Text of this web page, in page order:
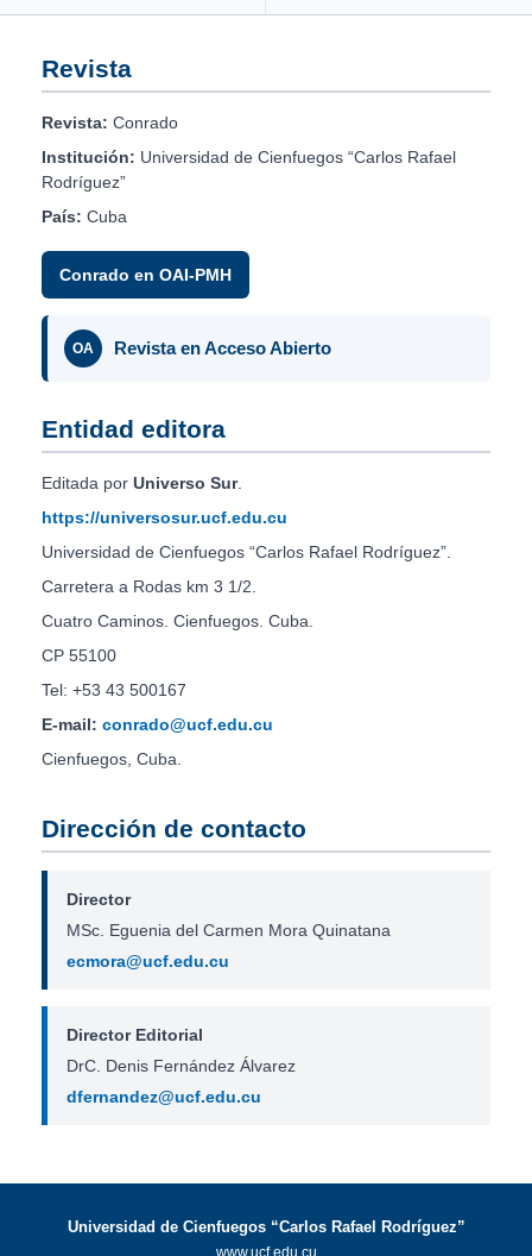
Revista
Revista: Conrado
Institución: Universidad de Cienfuegos “Carlos Rafael
Rodríguez”
País: Cuba
Conrado en OAI-PMH
OA Revista en Acceso Abierto
Entidad editora
Editada por Universo Sur.
https://universosur.ucf.edu.cu
Universidad de Cienfuegos “Carlos Rafael Rodríguez”.
Carretera a Rodas km 3 1/2.
Cuatro Caminos. Cienfuegos. Cuba.
CP 55100
Tel: +53 43 500167
E-mail: conrado@ucf.edu.cu
Cienfuegos, Cuba.
Dirección de contacto
Director
MSc. Eguenia del Carmen Mora Quinatana
ecmora@ucf.edu.cu
Director Editorial
DrC. Denis Fernández Álvarez
dfernandez@ucf.edu.cu
Universidad de Cienfuegos “Carlos Rafael Rodríguez”
www.ucf.edu.cu